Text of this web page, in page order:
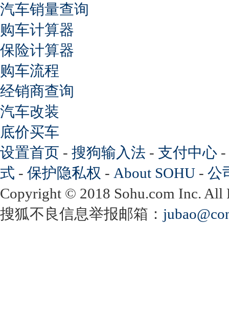
汽车销量查询
购车计算器
保险计算器
购车流程
经销商查询
汽车改装
底价买车
设置首页 - 搜狗输入法 - 支付中心 -
式 - 保护隐私权 - About SOHU - 公
Copyright © 2018 Sohu.com Inc.
搜狐不良信息举报邮箱：